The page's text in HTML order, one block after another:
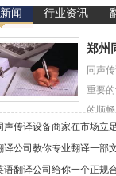
闻 行业资讯
郑州
同声
重要
的顺
声传译设备商家在市场立
译公司教你专业翻译一部
语翻译公司给你一个正规